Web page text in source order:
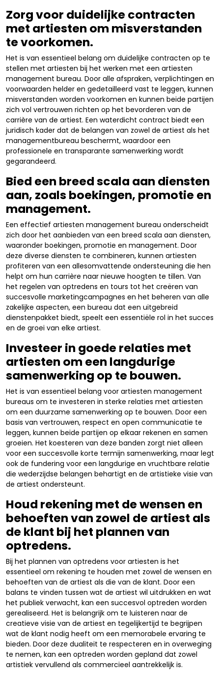
Zorg voor duidelijke contracten
met artiesten om misverstanden
te voorkomen.
Het is van essentieel belang om duidelijke contracten op te
stellen met artiesten bij het werken met een artiesten
management bureau. Door alle afspraken, verplichtingen en
voorwaarden helder en gedetailleerd vast te leggen, kunnen
misverstanden worden voorkomen en kunnen beide partijen
zich vol vertrouwen richten op het bevorderen van de
carrière van de artiest. Een waterdicht contract biedt een
juridisch kader dat de belangen van zowel de artiest als het
managementbureau beschermt, waardoor een
professionele en transparante samenwerking wordt
gegarandeerd.
Bied een breed scala aan diensten
aan, zoals boekingen, promotie en
management.
Een effectief artiesten management bureau onderscheidt
zich door het aanbieden van een breed scala aan diensten,
waaronder boekingen, promotie en management. Door
deze diverse diensten te combineren, kunnen artiesten
profiteren van een allesomvattende ondersteuning die hen
helpt om hun carrière naar nieuwe hoogten te tillen. Van
het regelen van optredens en tours tot het creëren van
succesvolle marketingcampagnes en het beheren van alle
zakelijke aspecten, een bureau dat een uitgebreid
dienstenpakket biedt, speelt een essentiële rol in het succes
en de groei van elke artiest.
Investeer in goede relaties met
artiesten om een langdurige
samenwerking op te bouwen.
Het is van essentieel belang voor artiesten management
bureaus om te investeren in sterke relaties met artiesten
om een duurzame samenwerking op te bouwen. Door een
basis van vertrouwen, respect en open communicatie te
leggen, kunnen beide partijen op elkaar rekenen en samen
groeien. Het koesteren van deze banden zorgt niet alleen
voor een succesvolle korte termijn samenwerking, maar legt
ook de fundering voor een langdurige en vruchtbare relatie
die wederzijdse belangen behartigt en de artistieke visie van
de artiest ondersteunt.
Houd rekening met de wensen en
behoeften van zowel de artiest als
de klant bij het plannen van
optredens.
Bij het plannen van optredens voor artiesten is het
essentieel om rekening te houden met zowel de wensen en
behoeften van de artiest als die van de klant. Door een
balans te vinden tussen wat de artiest wil uitdrukken en wat
het publiek verwacht, kan een succesvol optreden worden
gerealiseerd. Het is belangrijk om te luisteren naar de
creatieve visie van de artiest en tegelijkertijd te begrijpen
wat de klant nodig heeft om een memorabele ervaring te
bieden. Door deze dualiteit te respecteren en in overweging
te nemen, kan een optreden worden gepland dat zowel
artistiek vervullend als commercieel aantrekkelijk is.